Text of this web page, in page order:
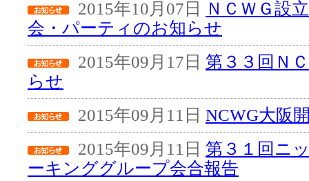
2015年10月07日
ＮＣＷＧ設
会・パーティのお知らせ
2015年09月17日 第３３回Ｎ
らせ
2015年09月11日 NCWG大阪
2015年09月11日 第３１回ニ
ーキンググループ会合報告